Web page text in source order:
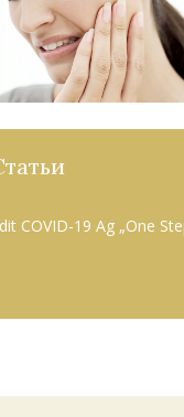
COVID-19 Ag „One